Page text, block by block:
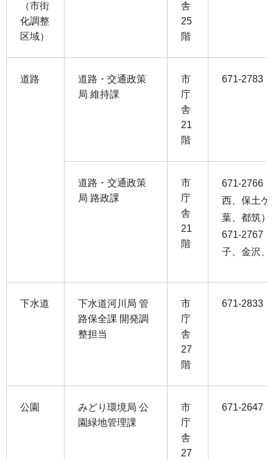
（市街
化調整
区域）
舎
25
階
道路
道路・交通政策
局 維持課
市
庁
舎
21
階
671-2783
道路・交通政策
局 路政課
市
庁
舎
21
階
671-2766
西、保土
葉、都筑）
671-2767
子、金沢
下水道
下水道河川局 管
路保全課 開発調
整担当
市
庁
舎
27
階
671-2833
公園
みどり環境局 公
園緑地管理課
市
庁
舎
27
671-2647